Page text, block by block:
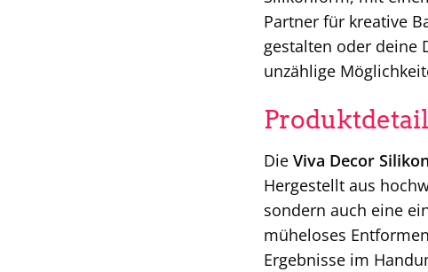
Partner für kreative
gestalten oder deine
unzählige
Die Viva Decor
Hergestellt aus
sondern auch eine
müheloses
Ergebnisse im